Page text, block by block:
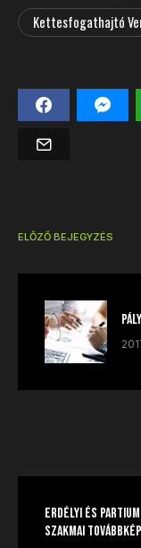
Kettesfogathajtó
ELŐZŐ BEJEGYZÉS
Erdélyi és
szakmai